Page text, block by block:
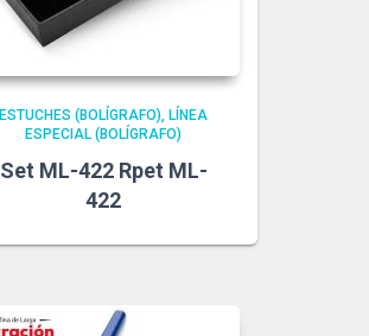
ESTUCHES (BOLÍGRAFO) LÍNEA
ESPECIAL (BOLÍGRAFO)
Set ML-422 Rpet ML-
422